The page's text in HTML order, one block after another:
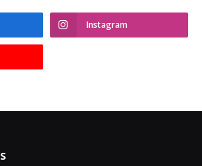
Instagram